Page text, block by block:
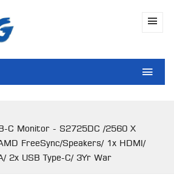
C Monitor - S2725DC /2560 X
FreeSync/Speakers/ 1x HDMI/
2x USB Type-C/ 3Yr War